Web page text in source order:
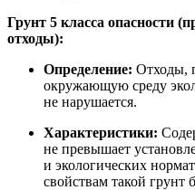
Грунт 5 класса опасности
отходы):
Определение: Отходы,
окружающую среду
не нарушается.
Характеристики:
не превышает
и экологических
свойствам такой